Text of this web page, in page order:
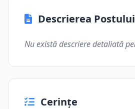
Descrierea Postului
Nu există descriere detaliată
Cerințe